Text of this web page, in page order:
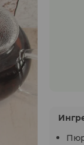
для